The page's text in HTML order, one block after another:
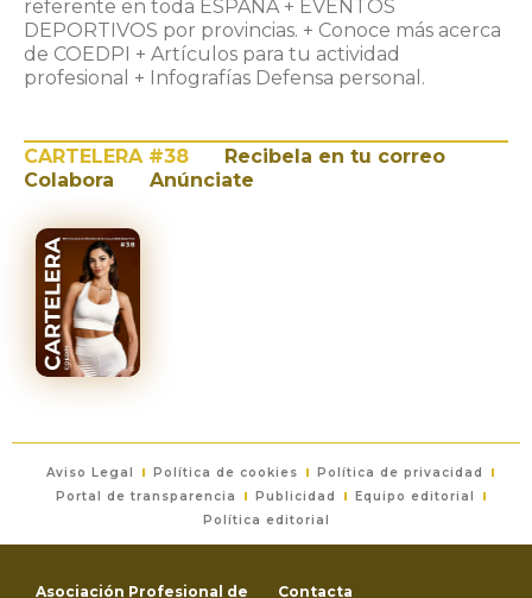
referente en toda ESPAÑA + EVENTOS
DEPORTIVOS por provincias. + Conoce más acerca
de COEDPI + Artículos para tu actividad
profesional + Infografías Defensa personal.
CARTELERA #38
Recibela en tu correo
Colabora
Anúnciate
Aviso Legal Política de cookies
Política de privacidad
Portal de transparencia
Publicidad
Equipo editorial
Política editorial
Asociación Profesional de Contacta